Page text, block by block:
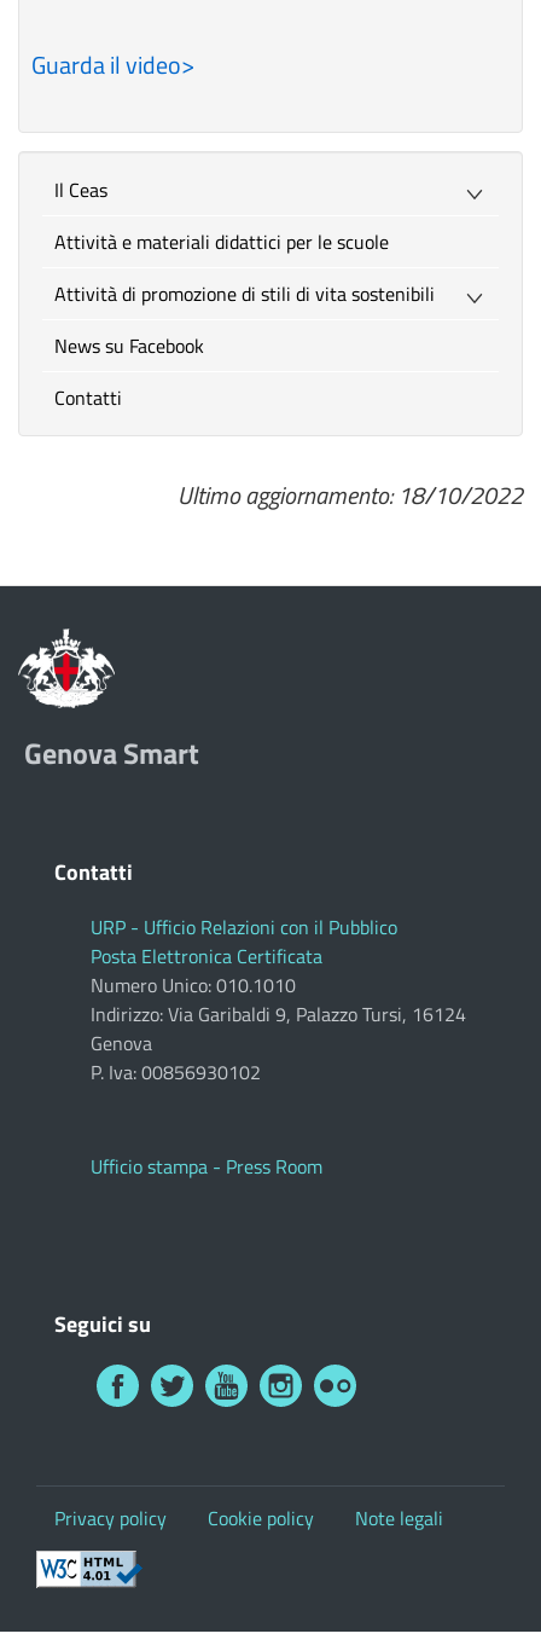
Guarda il video>
Il Ceas
Attività e materiali didattici per le scuole
Attività di promozione di stili di vita sostenibili
News su Facebook
Contatti
Ultimo aggiornamento: 18/10/2022
Genova Smart
Contatti
URP - Ufficio Relazioni con il Pubblico
Posta Elettronica Certificata
Numero Unico: 010.1010
Indirizzo: Via Garibaldi 9, Palazzo Tursi, 16124
Genova
P. Iva: 00856930102
Ufficio stampa - Press Room
Seguici su
Privacy policy Cookie policy Note legali